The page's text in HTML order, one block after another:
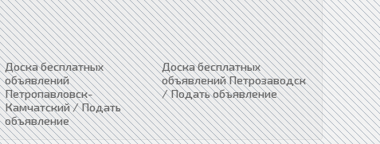
Доска бесплатных
объявлений
Петропавловск-
Камчатский / Подать
объявление
Доска бесплатных
объявлений Петрозаводск
/ Подать объявление